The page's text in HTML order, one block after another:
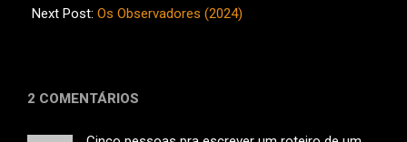
16
Next Post: Os Observadores (2024)
2 COMENTÁRIOS